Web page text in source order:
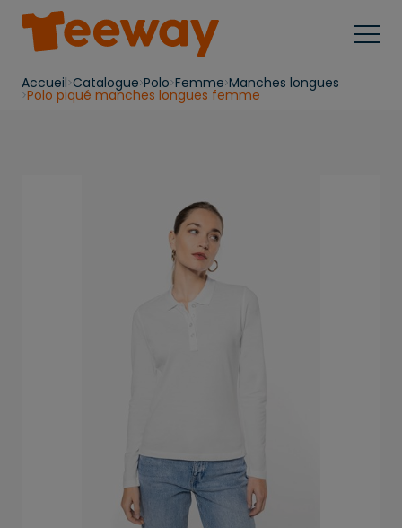
Accueil Catalogue Polo Femme Manches longues
Polo piqué manches longues femme